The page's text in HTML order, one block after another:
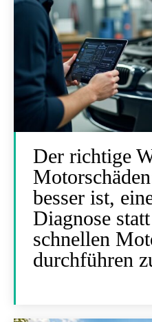
Der richtige
besser ist,
Diagnose
schnellen
durchführen